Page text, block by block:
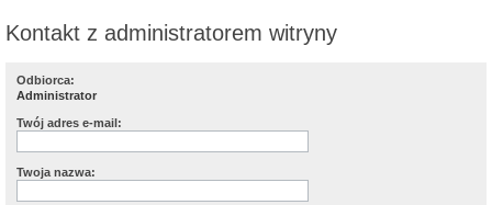
Kontakt z administratorem witryny
Odbiorca:
Administrator
Twój adres e-mail:
Twoja nazwa: